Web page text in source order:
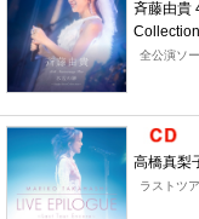
斉藤由貴
全公演ソ
高橋真梨
ラストツ